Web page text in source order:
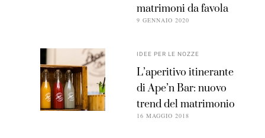
matrimoni da favola
9 GENNAIO 2020
IDEE PER LE NOZZE
L’aperitivo itinerante
di Ape’n Bar: nuovo
trend del matrimonio
16 MAGGIO 2018